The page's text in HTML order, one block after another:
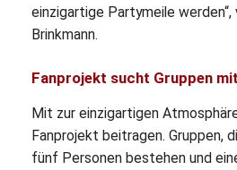
einzigartige Partymeile
Brinkmann.
Fanprojekt sucht Gruppen
Mit zur einzigartigen
Fanprojekt beitragen. Gruppen,
fünf Personen bestehen und